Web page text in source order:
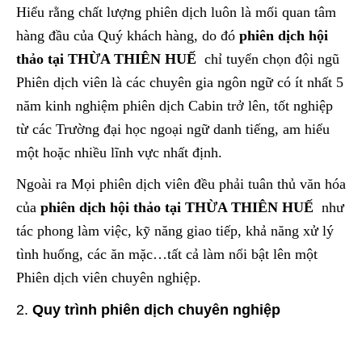
Hiểu rằng chất lượng phiên dịch luôn là mối quan tâm
hàng đầu của Quý khách hàng, do đó phiên dịch hội
thảo tại THỪA THIÊN HUẾ chỉ tuyển chọn đội ngũ
Phiên dịch viên là các chuyên gia ngôn ngữ có ít nhất 5
năm kinh nghiệm phiên dịch Cabin trở lên, tốt nghiệp
từ các Trường đại học ngoại ngữ danh tiếng, am hiểu
một hoặc nhiều lĩnh vực nhất định.
Ngoài ra Mọi phiên dịch viên đều phải tuân thủ văn hóa
của phiên dịch hội thảo tại THỪA THIÊN HUẾ như
tác phong làm việc, kỹ năng giao tiếp, khả năng xử lý
tình huống, các ăn mặc…tất cả làm nổi bật lên một
Phiên dịch viên chuyên nghiệp.
Quy trình phiên dịch chuyên nghiệp